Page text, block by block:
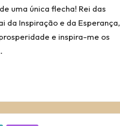
uma única flecha! Rei das
da Inspiração e da Esperança,
e inspira-me os